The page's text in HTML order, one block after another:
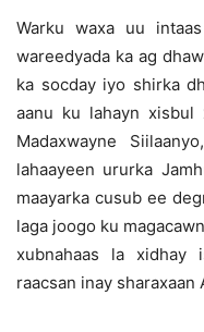
Warku waxa uu
wareedyada ka ag
ka socday iyo shirka
aanu ku lahayn xisbul
Madaxwayne
lahaayeen ururka
maayarka cusub ee
laga joogo ku
xubnahaas la xidhay
raacsan inay sharaxaan